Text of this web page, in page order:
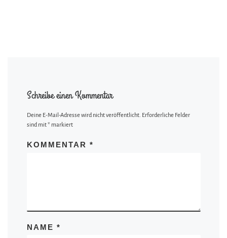
Schreibe einen Kommentar
Deine E-Mail-Adresse wird nicht veröffentlicht. Erforderliche Felder
sind mit* markiert
KOMMENTAR *
NAME *